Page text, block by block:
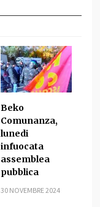
Beko
Comunanza,
lunedi
infuocata
assemblea
pubblica
30 NOVEMBRE 2024